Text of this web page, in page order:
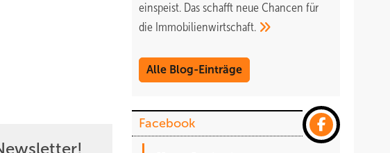
einspeist. Das schafft neue Chancen für
die Immobilienwirtschaft.
Alle Blog-Einträge
Facebook